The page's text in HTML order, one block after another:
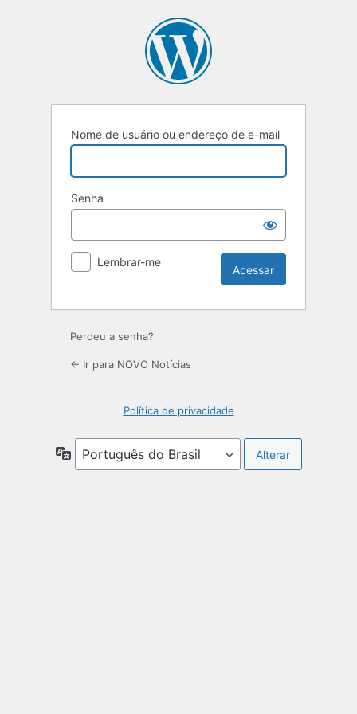
Nome de usuário ou endereço de e-mail
Senha
Lembrar-me
Perdeu a senha?
← Ir para NOVO Notícias
Política de privacidade
Idioma